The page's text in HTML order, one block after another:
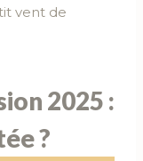
vent de
2025 :
?